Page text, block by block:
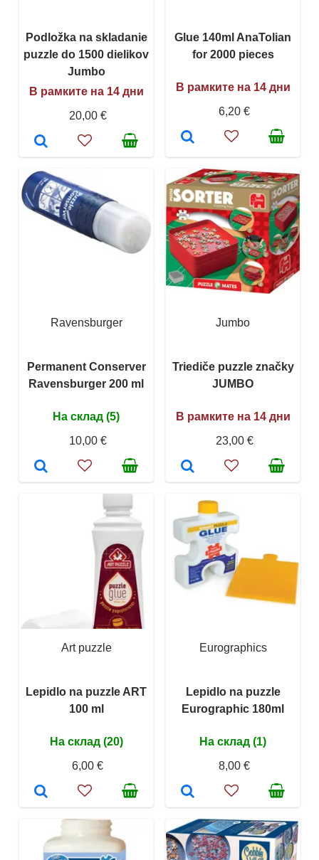
Podložka na skladanie
puzzle do 1500 dielikov
Jumbo
В рамките на 14 дни
20,00 €
Glue 140ml AnaTolian
for 2000 pieces
В рамките на 14 дни
6,20 €
Ravensburger
Permanent Conserver
Ravensburger 200 ml
На склад (5)
10,00 €
Jumbo
Triediče puzzle značky
JUMBO
В рамките на 14 дни
23,00 €
Art puzzle
Lepidlo na puzzle ART
100 ml
На склад (20)
6,00 €
Eurographics
Lepidlo na puzzle
Eurographic 180ml
На склад (1)
8,00 €